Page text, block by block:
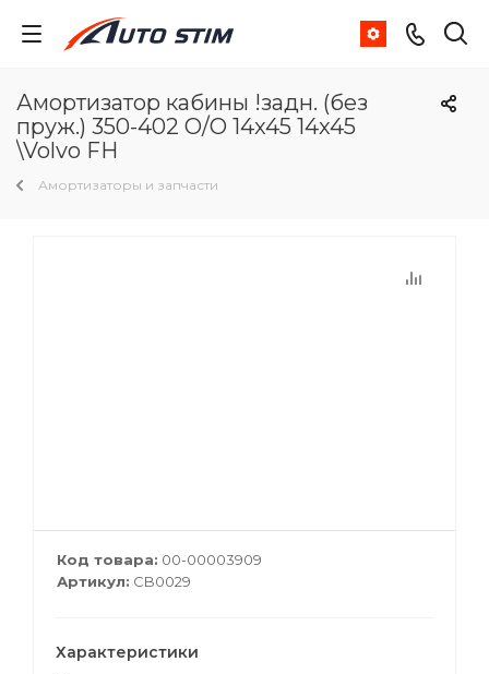
Амортизатор кабины !задн. (без
пруж.) 350-402 O/O 14x45 14x45
\Volvo FH
Амортизаторы и запчасти
Код товара: 00-00003909
Артикул: CB0029
Характеристики